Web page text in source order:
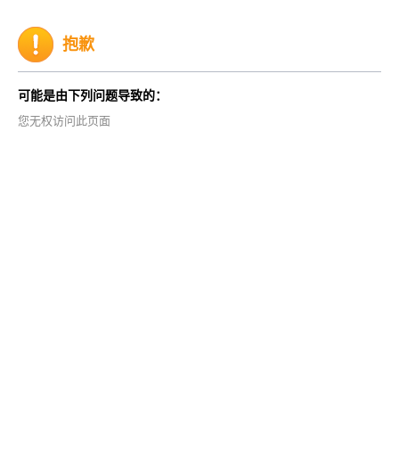
抱歉
可能是由下列问题导致的：
您无权访问此页面